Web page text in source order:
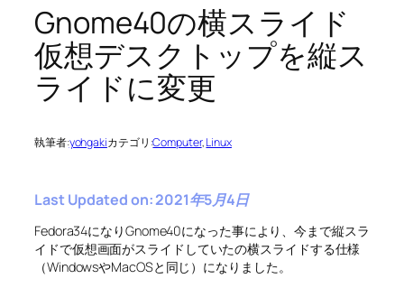
Gnome40の横スライド
仮想デスクトップを縦ス
ライドに変更
執筆者:yohgakiカテゴリ:Computer, Linux
Last Updated on: 2021年5月4日
Fedora34になりGnome40になった事により、今まで縦スラ
イドで仮想画面がスライドしていたの横スライドする仕様
（WindowsやMacOSと同じ）になりました。